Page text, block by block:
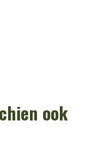
ook